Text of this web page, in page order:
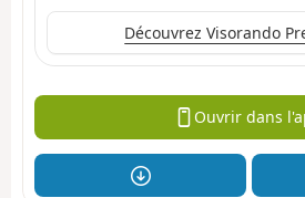
Découvrez Visorando
Ouvrir dans